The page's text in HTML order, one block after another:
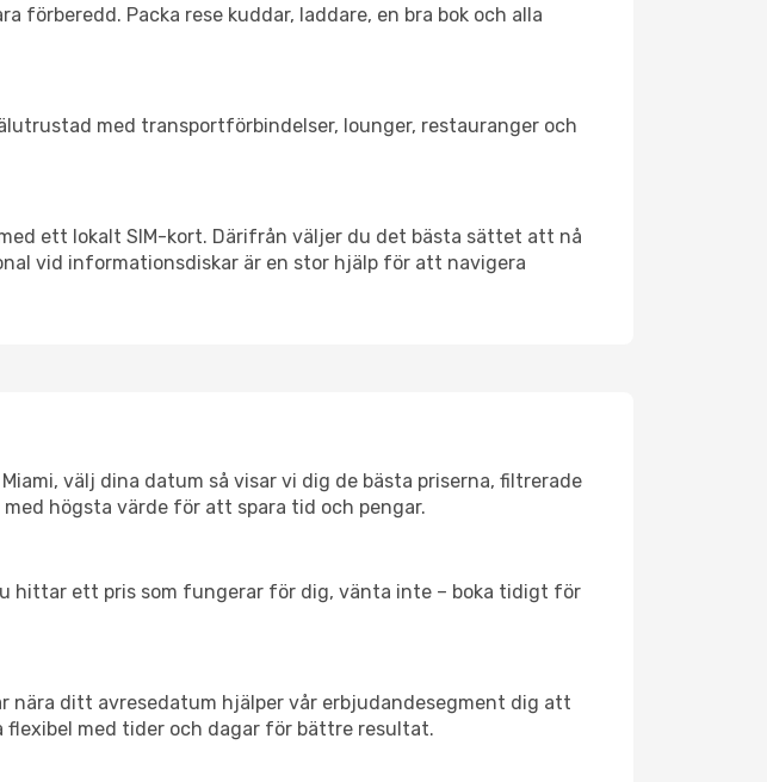
förberedd. Packa rese kuddar, laddare, en bra bok och alla
med transportförbindelser, lounger, restauranger och
ett lokalt SIM-kort. Därifrån väljer du det bästa sättet att nå
vid informationsdiskar är en stor hjälp för att navigera
välj dina datum så visar vi dig de bästa priserna, filtrerade
högsta värde för att spara tid och pengar.
hittar ett pris som fungerar för dig, vänta inte – boka tidigt för
nära ditt avresedatum hjälper vår erbjudandesegment dig att
med tider och dagar för bättre resultat.